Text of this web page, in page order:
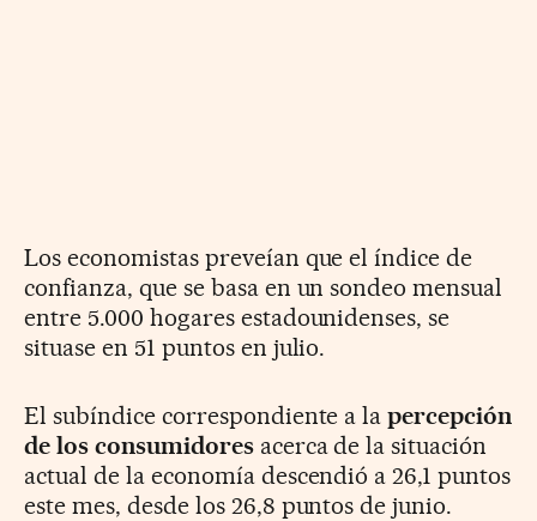
Los economistas preveían que el índice de
confianza, que se basa en un sondeo mensual
entre 5.000 hogares estadounidenses, se
situase en 51 puntos en julio.
El subíndice correspondiente a lapercepción
de los consumidoresacerca de la situación
actual de la economía descendió a 26,1 puntos
este mes, desde los 26,8 puntos de junio.